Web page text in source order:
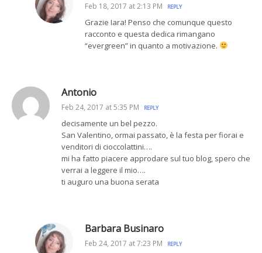
Feb 18, 2017 at 2:13 PM REPLY
Grazie Iara! Penso che comunque questo
racconto e questa dedica rimangano
“evergreen” in quanto a motivazione.
Antonio
Feb 24, 2017 at 5:35 PM REPLY
decisamente un bel pezzo.
San Valentino, ormai passato, è la festa per fiorai e
venditori di cioccolattini….
mi ha fatto piacere approdare sul tuo blog, spero che
verrai a leggere il mio….
ti auguro una buona serata
Barbara Businaro
Feb 24, 2017 at 7:23 PM REPLY